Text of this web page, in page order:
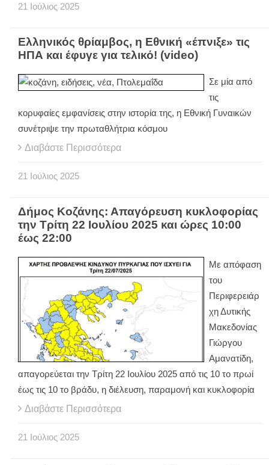
21 Ιούλιος 2025
Ελληνικός θρίαμβος, η Εθνική «έπνιξε» τις
ΗΠΑ και έφυγε για τελικό! (video)
Σε μία από
τις
κορυφαίες εμφανίσεις στην ιστορία της, η Εθνική Γυναικών
συνέτριψε την πρωταθλήτρια κόσμου
Διαβάστε Περισσότερα
21 Ιούλιος 2025
Δήμος Κοζάνης: Απαγόρευση κυκλοφορίας
την Τρίτη 22 Ιουλίου 2025 και ώρες 10:00
έως 22:00
Με απόφαση
του
Περιφερειάρ
χη Δυτικής
Μακεδονίας
Γιώργου
Αμανατίδη,
απαγορεύεται την Τρίτη 22 Ιουλίου 2025 από τις 10 το πρωί
έως τις 10 το βράδυ, η διέλευση, παραμονή και κυκλοφορία
Διαβάστε Περισσότερα
21 Ιούλιος 2025